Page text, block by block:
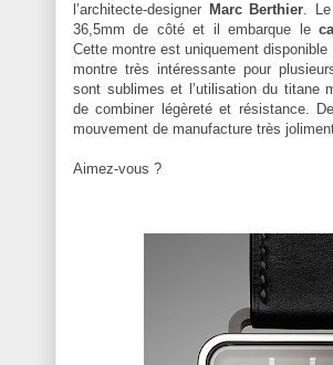
l’architecte-designer Marc Berthier.
36,5mm de côté et il embarque le
Cette montre est uniquement
montre très intéressante pour
sont sublimes et l’utilisation du titane
de combiner légèreté et résistance.
mouvement de manufacture très
Aimez-vous ?